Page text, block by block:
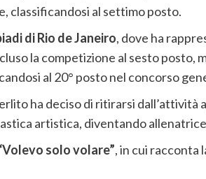
classificandosi al settimo posto.
di Rio de Janeiro, dove ha
la competizione al sesto posto,
al 20° posto nel concorso
ha deciso di ritirarsi dall’attività
artistica, diventando
solo volare”, in cui racconta